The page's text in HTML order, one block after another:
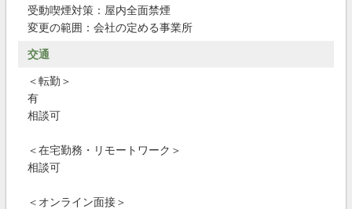
受動喫煙対策：屋内全面禁煙
変更の範囲：会社の定める事業所
交通
＜転勤＞
有
相談可
＜在宅勤務・リモートワーク＞
相談可
＜オンライン面接＞